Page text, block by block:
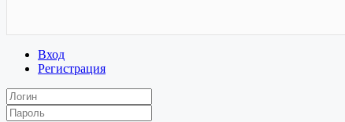
Вход
Регистрация